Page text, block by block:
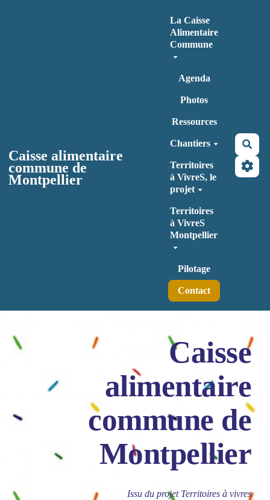
Caisse alimentaire
commune de
Montpellier
La Caisse
Alimentaire
Commune
Agenda
Photos
Ressources
Chantiers
Territoires
à VivreS, le
projet
Territoires
à VivreS
Montpellier
Pilotage
Contact
Caisse
alimentaire
commune de
Montpellier
Issu du projet Territoires à vivres